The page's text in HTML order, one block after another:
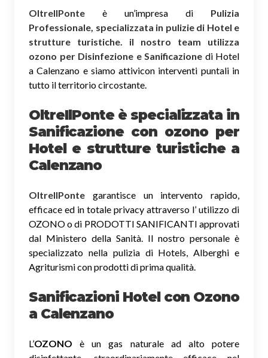
OltreIlPonte è un’impresa di Pulizia
Professionale, specializzata in pulizie di Hotel e
strutture turistiche. il nostro team utilizza
ozono per Disinfezione e Sanificazione di Hotel
a Calenzano e siamo attivicon interventi puntali in
tutto il territorio circostante.
OltreIlPonte è specializzata in
Sanificazione con ozono per
Hotel e strutture turistiche a
Calenzano
OltreIlPonte garantisce un intervento rapido,
efficace ed in totale privacy attraverso l’ utilizzo di
OZONO o di PRODOTTI SANIFICANTI approvati
dal Ministero della Sanità. Il nostro personale è
specializzato nella pulizia di Hotels, Alberghi e
Agriturismi con prodotti di prima qualità.
Sanificazioni Hotel con Ozono
a Calenzano
L’OZONO è un gas naturale ad alto potere